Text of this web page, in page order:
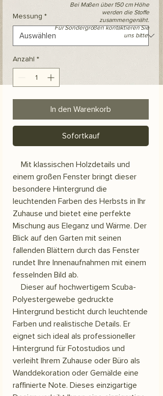
Messung *
Anzahl *
In den Warenkorb
Sofortkauf
Mit klassischen Holzdetails und
einem großen Fenster bringt dieser
besondere Hintergrund die
leuchtenden Farben des Herbsts in Ihr
Zuhause und bietet eine perfekte
Mischung aus Eleganz und Wärme. Der
Blick auf den Garten mit seinen
fallenden Blättern durch das Fenster
rundet Ihre Innenaufnahmen mit einem
fesselnden Bild ab.
Dieser auf hochwertigem Scuba-
Polyestergewebe gedruckte
Hintergrund besticht durch leuchtende
Farben und realistische Details. Er
eignet sich ideal als professioneller
Hintergrund für Fotostudios und
verleiht Ihrem Zuhause oder Büro als
Wanddekoration oder Gemälde eine
raffinierte Note. Dieses einzigartige
Bei Maßen über 150 cm Höhe
werden die Stoffe
zusammengenäht.
Für Sondergrößen kontaktieren Sie
uns bitte.